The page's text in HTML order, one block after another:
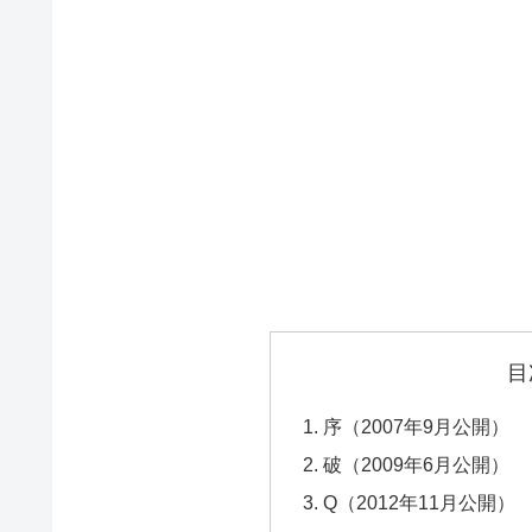
序（2007年9月公開）
破（2009年6月公開）
Q（2012年11月公開）